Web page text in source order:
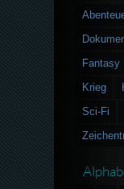
Fantasy
Krieg
Sci-Fi